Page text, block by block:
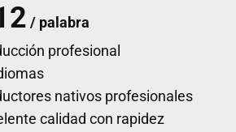
/ palabra
profesional
nativos profesionales
calidad con rapidez